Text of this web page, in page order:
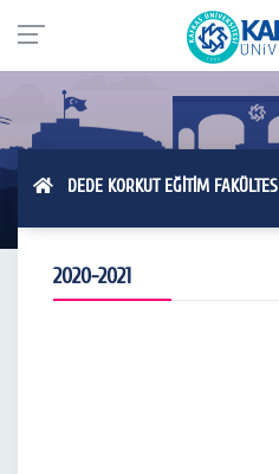
DEDE KORKUT EĞİTİM FAKÜLTESİ
2020-2021